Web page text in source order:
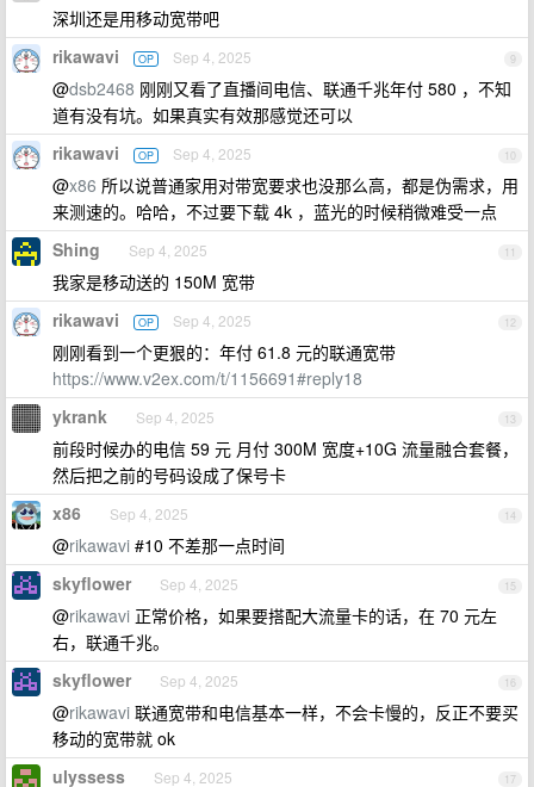
深圳还是用移动宽带吧
9
rikawavi OP Sep 4, 2025
@dsb2468 刚刚又看了直播间电信、联通千兆年付 580 ，不知
道有没有坑。如果真实有效那感觉还可以
10
rikawavi OP Sep 4, 2025
@x86 所以说普通家用对带宽要求也没那么高，都是伪需求，用
来测速的。哈哈，不过要下载 4k ，蓝光的时候稍微难受一点
11
Shing Sep 4, 2025
我家是移动送的 150M 宽带
12
rikawavi OP Sep 4, 2025
刚刚看到一个更狠的：年付 61.8 元的联通宽带
https://www.v2ex.com/t/1156691#reply18
13
ykrank Sep 4, 2025
前段时候办的电信 59 元 月付 300M 宽度+10G 流量融合套餐，
然后把之前的号码设成了保号卡
14
x86 Sep 4, 2025
@rikawavi #10 不差那一点时间
15
skyflower Sep 4, 2025
@rikawavi 正常价格，如果要搭配大流量卡的话，在 70 元左
右，联通千兆。
16
skyflower Sep 4, 2025
@rikawavi 联通宽带和电信基本一样，不会卡慢的，反正不要买
移动的宽带就 ok
17
ulyssess Sep 4, 2025